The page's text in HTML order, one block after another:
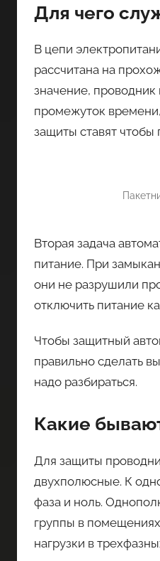
Для чего
В цепи
рассчитана на
значение, проводник
промежуток
защиты ставят чтобы
Вторая задача
питание. При
они не разрушили
отключить питание
Чтобы защитный
правильно сделать
надо разбираться.
Какие
Для защиты
двухполюсные. К
фаза и ноль.
группы в
нагрузки в